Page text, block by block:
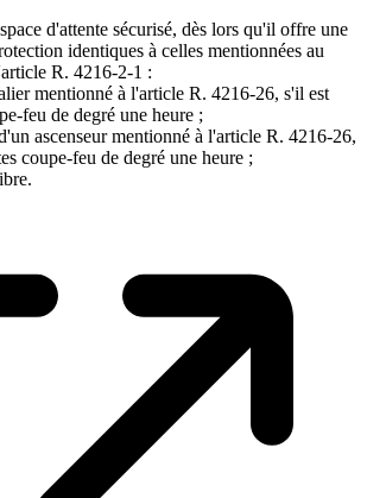
d'attente sécurisé, dès lors qu'il offre une
identiques à celles mentionnées au
R. 4216-2-1 :
mentionné à l'article R. 4216-26, s'il est
feu de degré une heure ;
ascenseur mentionné à l'article R. 4216-26,
coupe-feu de degré une heure ;